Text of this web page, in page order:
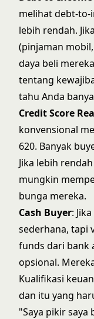
melihat debt-to-
lebih rendah.
(pinjaman
daya beli
tentang
tahu Anda
Credit Score
konvensional
620. Banyak
Jika lebih
mungkin
bunga mereka.
Cash Buyer:
sederhana, tapi
funds dari bank
opsional.
Kualifikasi
dan itu yang
"Saya pikir